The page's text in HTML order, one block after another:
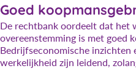
Goed
De rechtbank oordeelt dat het
overeenstemming is met goed
Bedrijfseconomische inzichten
werkelijkheid zijn leidend,